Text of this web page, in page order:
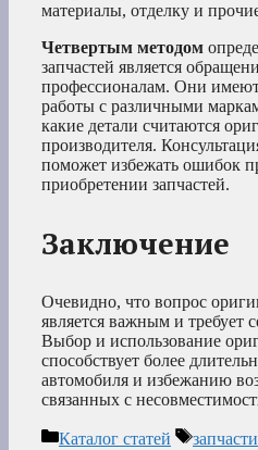
материалы, отделку и
Четвертым методом
запчастей является
профессионалам. Они
работы с различными
какие детали считаются
производителя.
поможет избежать ошибок
приобретении запчастей.
Заключение
Очевидно, что вопрос
является важным и требует
Выбор и использование
способствует более
автомобиля и избежанию
связанных с
Рубрики
Каталог статей Метки
запчасти